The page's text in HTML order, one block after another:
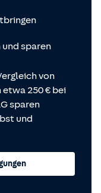
sparen
von
250 € bei
sparen
und